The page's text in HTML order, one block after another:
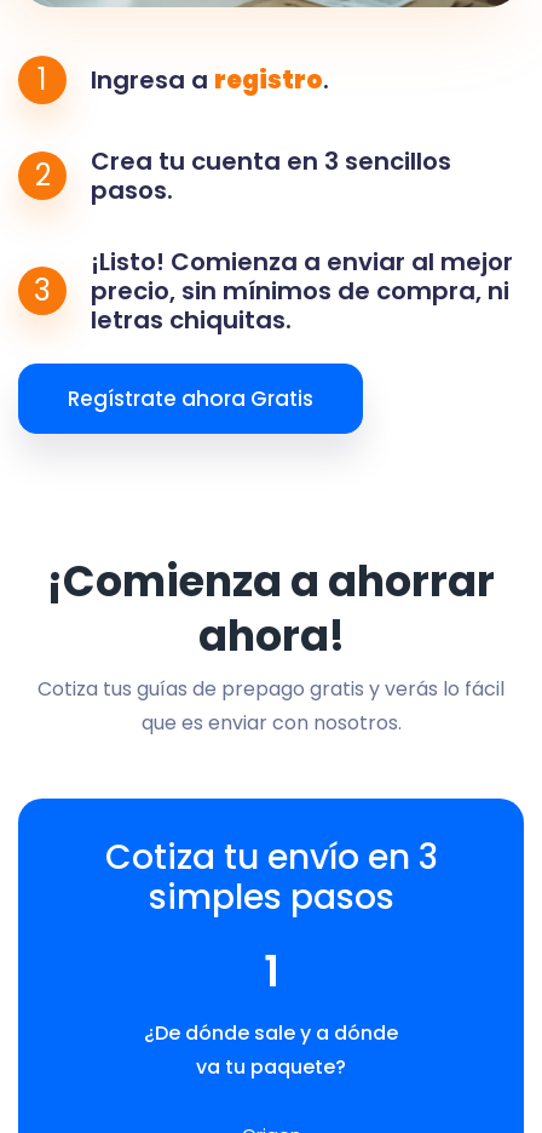
1 Ingresa a registro.
2
Crea tu cuenta en 3 sencillos
pasos.
3
¡Listo! Comienza a enviar al mejor
precio, sin mínimos de compra, ni
letras chiquitas.
Regístrate ahora Gratis
¡Comienza a ahorrar
ahora!
Cotiza tus guías de prepago gratis y verás lo fácil
que es enviar con nosotros.
Cotiza tu envío en 3
simples pasos
1
¿De dónde sale y a dónde
va tu paquete?